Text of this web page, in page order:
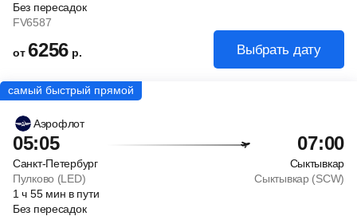
Без пересадок
FV6587
от6256 р. Выбрать дату
Аэрофлот
05:05 07:00
Санкт-Петербург
Сыктывкар
Пулково (LED)
Сыктывкар (SCW)
1ч 55 мин в пути
Без пересадок